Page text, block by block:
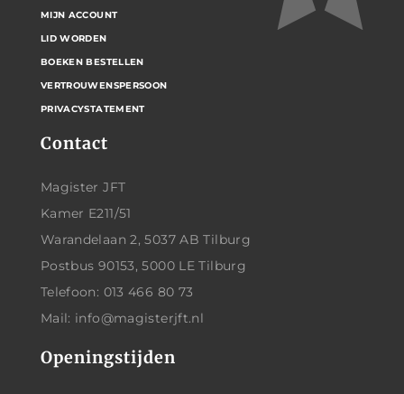
Contact
Magister JFT
Kamer E211/51
Warandelaan 2, 5037 AB Tilburg
Postbus 90153, 5000 LE Tilburg
Telefoon: 013 466 80 73
Mail: info@magisterjft.nl
Openingstijden
MIJN ACCOUNT
LID WORDEN
BOEKEN BESTELLEN
VERTROUWENSPERSOON
PRIVACYSTATEMENT